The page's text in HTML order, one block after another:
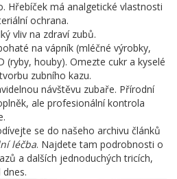
Hřebíček má analgetické vlastnosti
ochrana.
vliv na zdraví zubů.
na vápník (mléčné výrobky,
(ryby, houby). Omezte cukr a kyselé
zubního kazu.
návštěvu zubaře. Přírodní
ale profesionální kontrola
se do našeho archivu článků
léčba. Najdete tam podrobnosti o
a dalších jednoduchých tricích,